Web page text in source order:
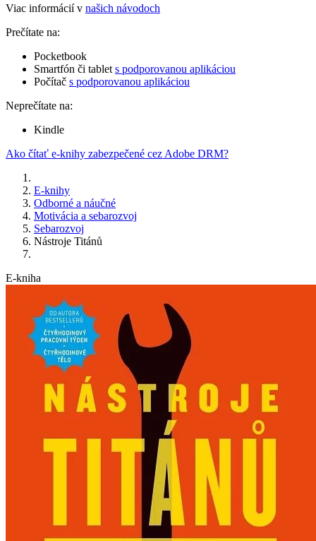
Viac informácií v našich návodoch
Prečítate na:
Pocketbook
Smartfón či tablet s podporovanou aplikáciou
Počítač s podporovanou aplikáciou
Neprečítate na:
Kindle
Ako čítať e-knihy zabezpečené cez Adobe DRM?
E-knihy
Odborné a náučné
Motivácia a sebarozvoj
Sebarozvoj
Nástroje Titánů
E-kniha